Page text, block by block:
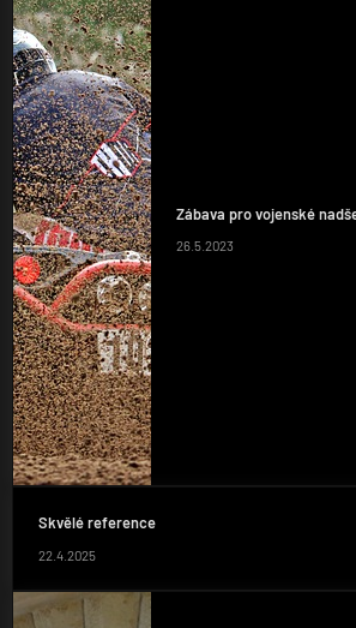
Zábava pro vojenské
26.5.2023
Skvělé reference
22.4.2025